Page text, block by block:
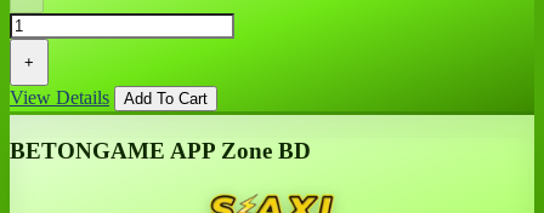
+
View Details Add To Cart
BETONGAME APP Zone BD